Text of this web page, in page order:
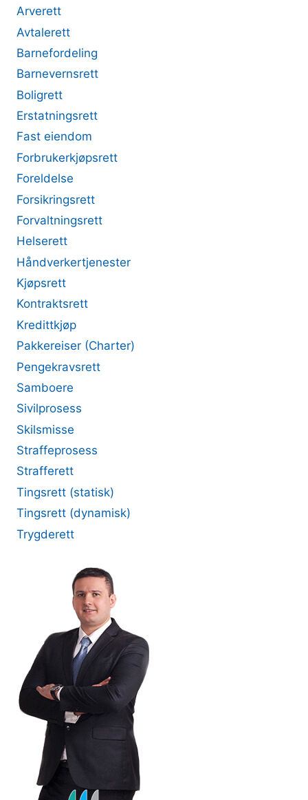
Arverett
Avtalerett
Barnefordeling
Barnevernsrett
Boligrett
Erstatningsrett
Fast eiendom
Forbrukerkjøpsrett
Foreldelse
Forsikringsrett
Forvaltningsrett
Helserett
Håndverkertjenester
Kjøpsrett
Kontraktsrett
Kredittkjøp
Pakkereiser (Charter)
Pengekravsrett
Samboere
Sivilprosess
Skilsmisse
Straffeprosess
Strafferett
Tingsrett (statisk)
Tingsrett (dynamisk)
Trygderett